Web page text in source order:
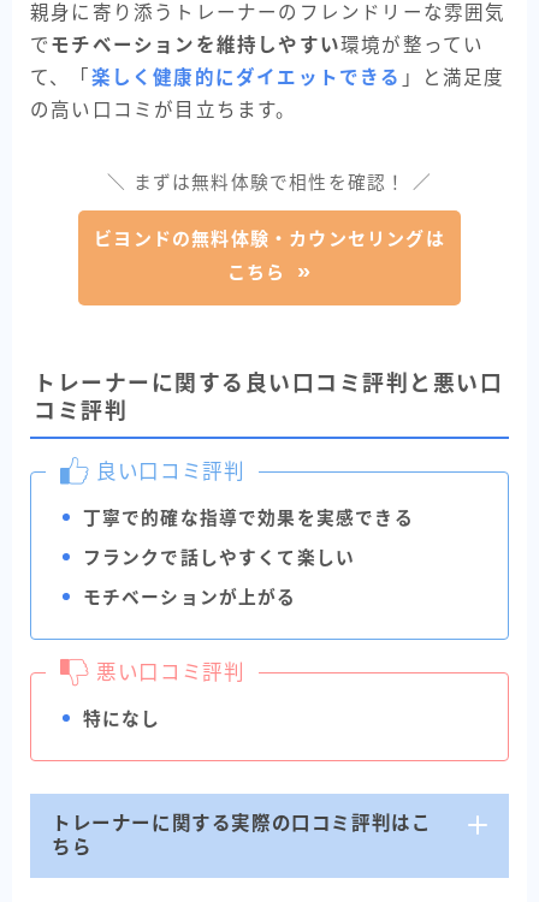
親身に寄り添うトレーナーのフレンドリーな雰囲気
で モチベーションを維持しやすい環境が整ってい
て、「 楽しく健康的にダイエットできる 」と満足度
の高い口コミが目立ちます。
＼ まずは無料体験で相性を確認！ ／
ビヨンドの無料体験・カウンセリングは
こちら
トレーナーに関する良い口コミ評判と悪い口
コミ評判
良い口コミ評判
丁寧で的確な指導で効果を実感できる
フランクで話しやすくて楽しい
モチベーションが上がる
悪い口コミ評判
特になし
トレーナーに関する実際の口コミ評判はこ
ちら